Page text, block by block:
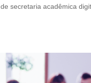
secretaria acadêmica